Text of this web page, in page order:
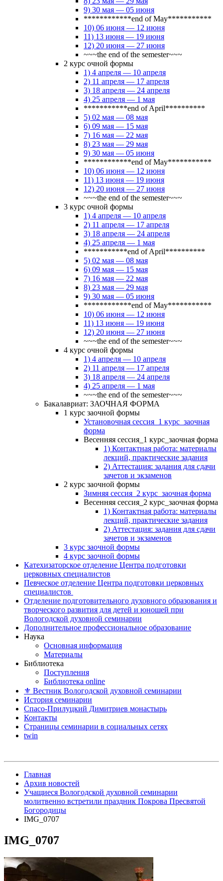
9) 30 мая — 05 июня
************end of May***********
10) 06 июня — 12 июня
11) 13 июня — 19 июня
12) 20 июня — 27 июня
~~~the end of the semester~~~
2 курс очной формы
1) 4 апреля — 10 апреля
2) 11 апреля — 17 апреля
3) 18 апреля — 24 апреля
4) 25 апреля — 1 мая
***********end of April**********
5) 02 мая — 08 мая
6) 09 мая — 15 мая
7) 16 мая — 22 мая
8) 23 мая — 29 мая
9) 30 мая — 05 июня
************end of May***********
10) 06 июня — 12 июня
11) 13 июня — 19 июня
12) 20 июня — 27 июня
~~~the end of the semester~~~
3 курс очной формы
1) 4 апреля — 10 апреля
2) 11 апреля — 17 апреля
3) 18 апреля — 24 апреля
4) 25 апреля — 1 мая
***********end of April**********
5) 02 мая — 08 мая
6) 09 мая — 15 мая
7) 16 мая — 22 мая
8) 23 мая — 29 мая
9) 30 мая — 05 июня
************end of May***********
10) 06 июня — 12 июня
11) 13 июня — 19 июня
12) 20 июня — 27 июня
~~~the end of the semester~~~
4 курс очной формы
1) 4 апреля — 10 апреля
2) 11 апреля — 17 апреля
3) 18 апреля — 24 апреля
4) 25 апреля — 1 мая
~~~the end of the semester~~~
Бакалавриат: ЗАОЧНАЯ ФОРМА
1 курс заочной формы
Установочная сессия_1 курс_заочная
форма
Весенняя сессия_1 курс_заочная форма
1) Контактная работа: материалы
лекций, практические задания
2) Аттестация: задания для сдачи
зачетов и экзаменов
2 курс заочной формы
Зимняя сессия_2 курс_заочная форма
Весенняя сессия_2 курс_заочная форма
1) Контактная работа: материалы
лекций, практические задания
2) Аттестация: задания для сдачи
зачетов и экзаменов
3 курс заочной формы
4 курс заочной формы
Катехизаторское отделение Центра подготовки
церковных специалистов
Певческое отделение Центра подготовки церковных
специалистов
Отделение подготовительного духовного образования и
творческого развития для детей и юношей при
Вологодской духовной семинарии
Дополнительное профессиональное образование
Наука
Основная информация
Материалы
Библиотека
Поступления
Библиотека online
⚜ Вестник Вологодской духовной семинарии
История семинарии
Спасо-Прилуцкий Димитриев монастырь
Контакты
Страницы семинарии в социальных сетях
twin
Главная
Архив новостей
Учащиеся Вологодской духовной семинарии
молитвенно встретили праздник Покрова Пресвятой
Богородицы
IMG_0707
IMG_0707